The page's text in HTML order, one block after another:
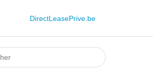
DirectLeasePrive.be